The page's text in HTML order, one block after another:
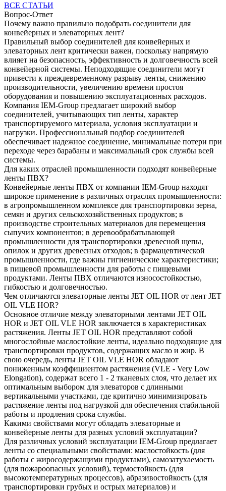
ВСЕ СТАТЬИ
Вопрос-Ответ
Почему важно правильно подобрать соединители для
конвейерных и элеваторных лент?
Правильный выбор соединителей для конвейерных и
элеваторных лент критически важен, поскольку напрямую
влияет на безопасность, эффективность и долговечность всей
конвейерной системы. Неподходящие соединители могут
привести к преждевременному разрыву ленты, снижению
производительности, увеличению времени простоя
оборудования и повышению эксплуатационных расходов.
Компания IEM-Group предлагает широкий выбор
соединителей, учитывающих тип ленты, характер
транспортируемого материала, условия эксплуатации и
нагрузки. Профессиональный подбор соединителей
обеспечивает надежное соединение, минимальные потери при
переходе через барабаны и максимальный срок службы всей
системы.
Для каких отраслей промышленности подходят конвейерные
ленты ПВХ?
Конвейерные ленты ПВХ от компании IEM-Group находят
широкое применение в различных отраслях промышленности:
в агропромышленном комплексе для транспортировки зерна,
семян и других сельскохозяйственных продуктов; в
производстве строительных материалов для перемещения
сыпучих компонентов; в деревообрабатывающей
промышленности для транспортировки древесной щепы,
опилок и других древесных отходов; в фармацевтической
промышленности, где важны гигиенические характеристики;
в пищевой промышленности для работы с пищевыми
продуктами. Ленты ПВХ отличаются износостойкостью,
гибкостью и долговечностью.
Чем отличаются элеваторные ленты JET OIL HOR от лент JET
OIL VLE HOR?
Основное отличие между элеваторными лентами JET OIL
HOR и JET OIL VLE HOR заключается в характеристиках
растяжения. Ленты JET OIL HOR представляют собой
многослойные маслостойкие ленты, идеально подходящие для
транспортировки продуктов, содержащих масло и жир. В
свою очередь, ленты JET OIL VLE HOR обладают
пониженным коэффициентом растяжения (VLE - Very Low
Elongation), содержат всего 1 - 2 тканевых слоя, что делает их
оптимальным выбором для элеваторов с длинными
вертикальными участками, где критично минимизировать
растяжение ленты под нагрузкой для обеспечения стабильной
работы и продления срока службы.
Какими свойствами могут обладать элеваторные и
конвейерные ленты для разных условий эксплуатации?
Для различных условий эксплуатации IEM-Group предлагает
ленты со специальными свойствами: маслостойкость (для
работы с жиросодержащими продуктами), самозатухаемость
(для пожароопасных условий), термостойкость (для
высокотемпературных процессов), абразивостойкость (для
транспортировки грубых и острых материалов) и